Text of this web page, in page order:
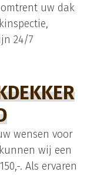
uw dak
24/7
wensen voor
wij een
. Als ervaren